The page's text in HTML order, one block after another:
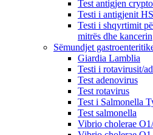
Test antigjen
Testi i antigjenit
Testi i shqyrtimit
mitrës dhe kancerin
Sëmundjet
Giardia Lamblia
Testi i rotavirusit/
Test adenovirus
Test rotavirus
Test i Salmonella
Test salmonella
Vibrio cholerae